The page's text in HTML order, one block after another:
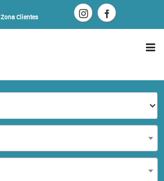
Zona Clientes